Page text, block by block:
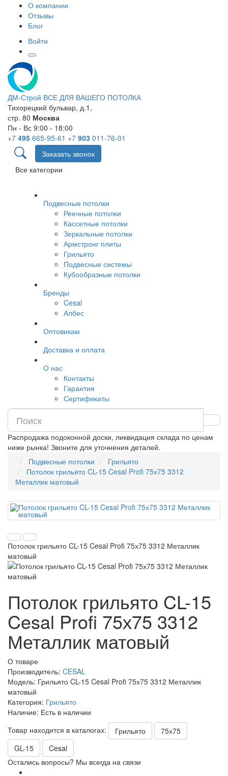
О компании
Отзывы
Блог
Войти
ДМ-Строй ВСЕ ДЛЯ ВАШЕГО ПОТОЛКА
Тихорецкий бульвар, д.1,
стр. 80 Москва
Пн - Вс 9:00 - 18:00
+7 495 665-95-61 +7 903 011-76-01
Заказать звонок
Все категории
Подвесные потолки
Реечные потолки
Кассетные потолки
Зеркальные потолки
Армстронг плиты
Грильято
Подвесные системы
Кубообразные потолки
Бренды
Cesal
Албес
Оптовикам
Доставка и оплата
О нас
Контакты
Гарантия
Сертификаты
Распродажа подоконной доски, ликвидация склада по ценам
ниже рынка! Звоните для уточнения деталей.
Подвесные потолки
Грильято
Потолок грильято CL-15 Cesal Profi 75х75 3312
Металлик матовый
Потолок грильято CL-15 Cesal Profi 75х75 3312 Металлик
матовый
Потолок грильято CL-15
Cesal Profi 75х75 3312
Металлик матовый
О товаре
Производитель: CESAL
Модель: Грильято CL-15 Cesal Profi 75х75 3312 Металлик
матовый
Категория: Грильято
Наличие: Есть в наличии
Товар находится в каталогах:
Грильято
75х75
GL-15
Cesal
Остались вопросы? Мы всегда на связи